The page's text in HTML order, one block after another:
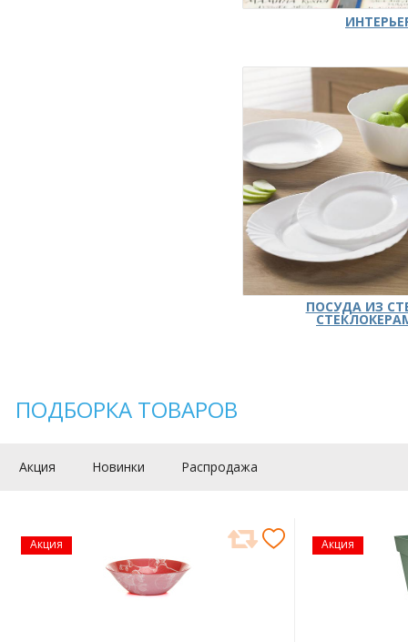
ПОСУДА ИЗ
ПОДБОРКА ТОВАРОВ
Акция Новинки Распродажа
Акция Акция